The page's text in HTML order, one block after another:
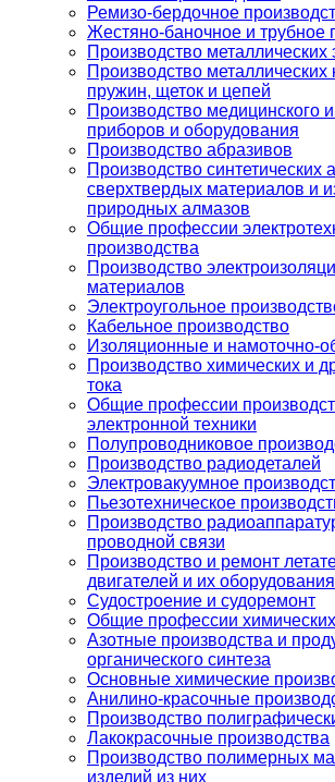
Ремизо-бердочное
Жестяно-баночное и трубное
Производство металлических
Производство металлических
пружин, щеток и цепей
Производство медицинского
приборов и оборудования
Производство абразивов
Производство синтетических
сверхтвердых материалов и
природных алмазов
Общие профессии
производства
Производство
материалов
Электроугольное
Кабельное производство
Изоляционные и намоточно-
Производство химических и
тока
Общие профессии
электронной техники
Полупроводниковое
Производство радиодеталей
Электровакуумное
Пьезотехническое
Производство
проводной связи
Производство и ремонт
двигателей и их оборудования
Судостроение и судоремонт
Общие профессии
Азотные производства и
органического синтеза
Основные химические
Анилино-красочные
Производство
Лакокрасочные производства
Производство полимерных
изделий из них